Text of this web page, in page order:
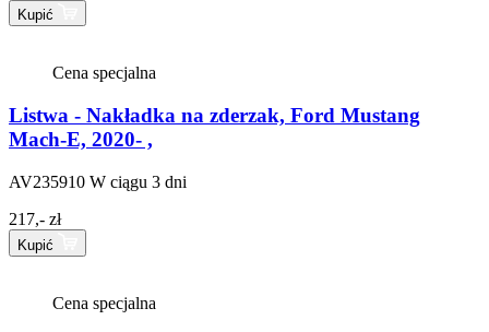
Kupić
Cena specjalna
Listwa - Nakładka na zderzak, Ford Mustang
Mach-E, 2020- ,
AV235910 W ciągu 3 dni
217,- zł
Kupić
Cena specjalna